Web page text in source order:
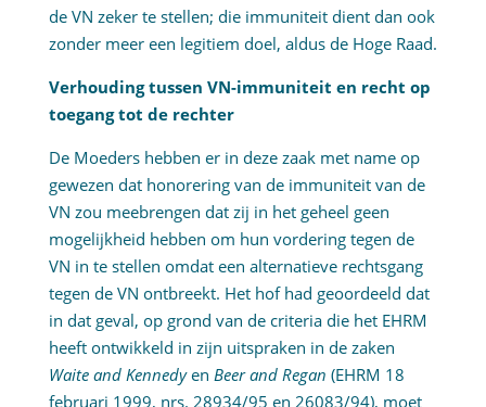
de VN zeker te stellen; die immuniteit dient dan ook
zonder meer een legitiem doel, aldus de Hoge Raad.
Verhouding tussen VN-immuniteit en recht op
toegang tot de rechter
De Moeders hebben er in deze zaak met name op
gewezen dat honorering van de immuniteit van de
VN zou meebrengen dat zij in het geheel geen
mogelijkheid hebben om hun vordering tegen de
VN in te stellen omdat een alternatieve rechtsgang
tegen de VN ontbreekt. Het hof had geoordeeld dat
in dat geval, op grond van de criteria die het EHRM
heeft ontwikkeld in zijn uitspraken in de zaken
Waite and Kennedyen Beer and Regan (EHRM 18
februari 1999, nrs. 28934/95 en 26083/94), moet